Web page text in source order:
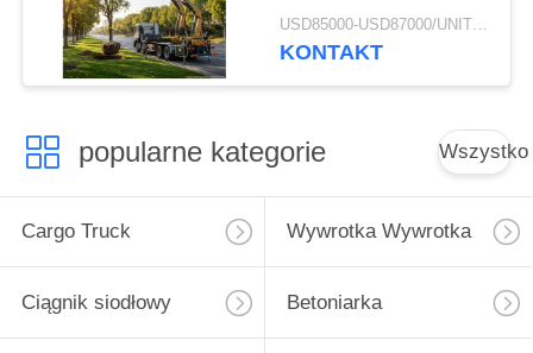
Cargo Truck Chassis USD85000-USD87000/UNIT)negotiation MOQ:1 Unit
KONTAKT
popularne kategorie Wszystko
Cargo Truck Wywrotka Wywrotka
Ciągnik siodłowy Betoniarka